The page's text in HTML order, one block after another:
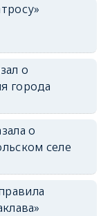
о
города
о
селе